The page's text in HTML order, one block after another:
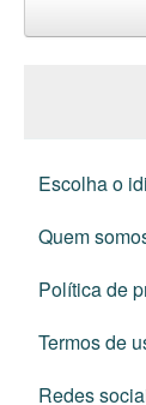
Escolha o
Quem
Política de
Termos de
Redes